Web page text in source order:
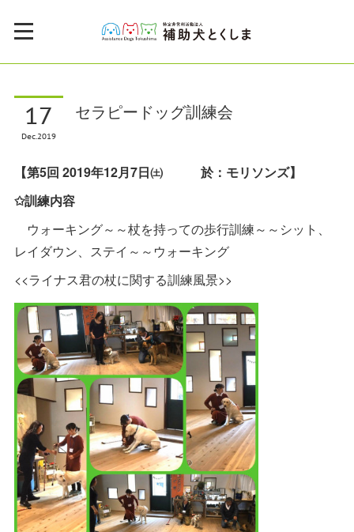
17
Dec2019
セラピードッグ訓練会
【第5回 2019年12月7日㈯ 於：モリソンズ】
✩訓練内容
ウォーキング～～杖を持っての歩行訓練～～シット、
レイダウン、ステイ～～ウォーキング
<<ライナス君の杖に関する訓練風景>>